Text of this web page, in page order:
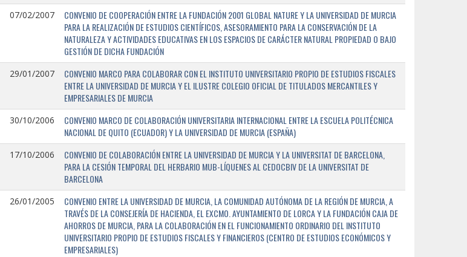
07/02/2007
CONVENIO DE COOPERACIÓN ENTRE LA FUNDACIÓN 2001 GLOBAL NATURE Y LA UNIVERSIDAD DE MURCIA
PARA LA REALIZACIÓN DE ESTUDIOS CIENTÍFICOS, ASESORAMIENTO PARA LA CONSERVACIÓN DE LA
NATURALEZA Y ACTIVIDADES EDUCATIVAS EN LOS ESPACIOS DE CARÁCTER NATURAL PROPIEDAD O BAJO
GESTIÓN DE DICHA FUNDACIÓN
29/01/2007
CONVENIO MARCO PARA COLABORAR CON EL INSTITUTO UNIVERSITARIO PROPIO DE ESTUDIOS FISCALES
ENTRE LA UNIVERSIDAD DE MURCIA Y EL ILUSTRE COLEGIO OFICIAL DE TITULADOS MERCANTILES Y
EMPRESARIALES DE MURCIA
30/10/2006
CONVENIO MARCO DE COLABORACIÓN UNIVERSITARIA INTERNACIONAL ENTRE LA ESCUELA POLITÉCNICA
NACIONAL DE QUITO (ECUADOR) Y LA UNIVERSIDAD DE MURCIA (ESPAÑA)
17/10/2006
CONVENIO DE COLABORACIÓN ENTRE LA UNIVERSIDAD DE MURCIA Y LA UNIVERSITAT DE BARCELONA,
PARA LA CESIÓN TEMPORAL DEL HERBARIO MUB-LÍQUENES AL CEDOCBIV DE LA UNIVERSITAT DE
BARCELONA
26/01/2005
CONVENIO ENTRE LA UNIVERSIDAD DE MURCIA, LA COMUNIDAD AUTÓNOMA DE LA REGIÓN DE MURCIA, A
TRAVÉS DE LA CONSEJERÍA DE HACIENDA, EL EXCMO. AYUNTAMIENTO DE LORCA Y LA FUNDACIÓN CAJA DE
AHORROS DE MURCIA, PARA LA COLABORACIÓN EN EL FUNCIONAMIENTO ORDINARIO DEL INSTITUTO
UNIVERSITARIO PROPIO DE ESTUDIOS FISCALES Y FINANCIEROS (CENTRO DE ESTUDIOS ECONÓMICOS Y
EMPRESARIALES)